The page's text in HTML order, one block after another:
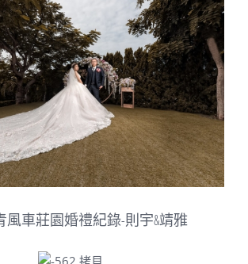
車莊園婚禮紀錄-則宇&靖雅